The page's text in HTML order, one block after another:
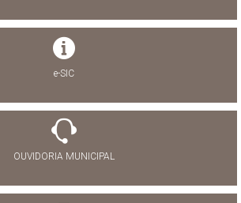
e-SIC
OUVIDORIA MUNICIPAL